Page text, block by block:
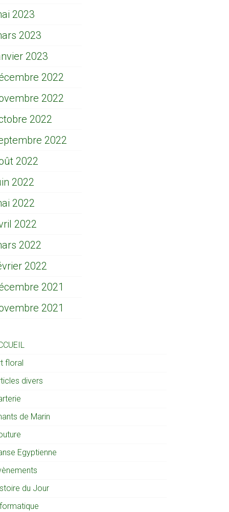
2023
2023
2023
2022
2022
2022
2022
2022
2022
2022
2022
2022
2022
2021
2021
floral
divers
de Marin
Egyptienne
du Jour